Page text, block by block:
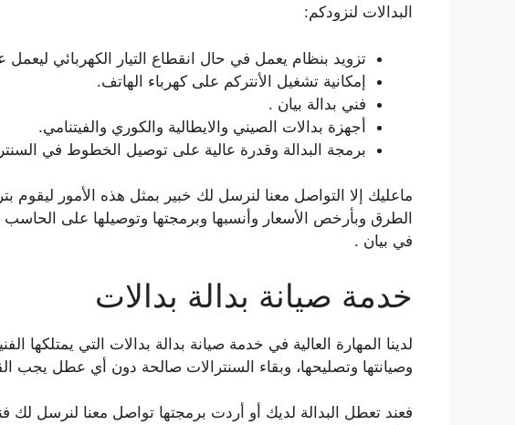
البدالات لنزودكم:
تزويد بنظام يعمل في حال انقطاع التيار الكهربائي ليعمل
إمكانية تشغيل الأنتركم على كهرباء الهاتف.
فني بدالة بيان .
أجهزة بدالات الصيني والايطالية والكوري والفيتنامي.
برمجة البدالة وقدرة عالية على توصيل الخطوط في
ماعليك إلا التواصل معنا لنرسل لك خبير بمثل هذه الأمور ليقوم
الطرق وبأرخص الأسعار وأنسبها وبرمجتها وتوصيلها على
في بيان .
خدمة صيانة بدالة بدالات
لدينا المهارة العالية في خدمة صيانة بدالة بدالات التي يمتلكها
وصيانتها وتصليحها، وبقاء السنترالات صالحة دون أي عطل يجب
فعند تعطل البدالة لديك أو أردت برمجتها تواصل معنا لنرسل